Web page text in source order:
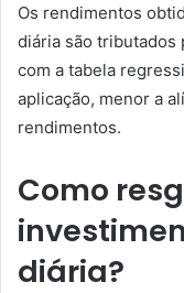
Os rendimentos
diária são tributados
com a tabela
aplicação, menor a
rendimentos.
Como
diária?